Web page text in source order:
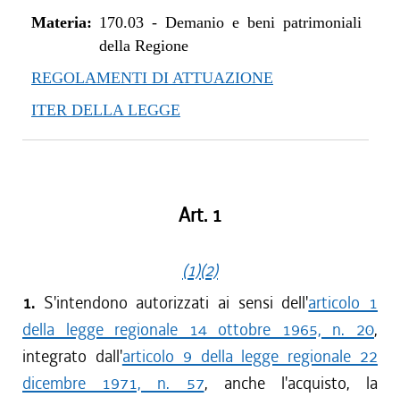
Materia: 170.03- Demanio e beni patrimoniali
della Regione
REGOLAMENTI DI ATTUAZIONE
ITER DELLA LEGGE
Art. 1
(1)(2)
1. S'intendono autorizzati ai sensi dell'articolo 1
della legge regionale 14 ottobre 1965, n. 20,
integrato dall'articolo 9 della legge regionale 22
dicembre 1971, n. 57, anche l'acquisto, la